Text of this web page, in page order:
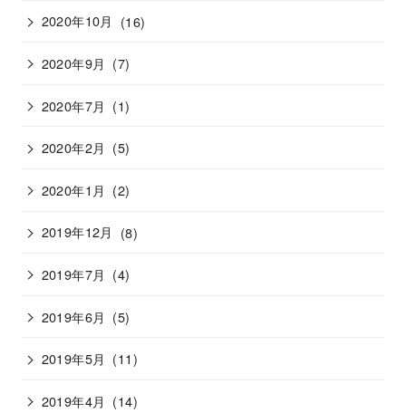
2020年10月 (16)
2020年9月 (7)
2020年7月 (1)
2020年2月 (5)
2020年1月 (2)
2019年12月 (8)
2019年7月 (4)
2019年6月 (5)
2019年5月 (11)
2019年4月 (14)